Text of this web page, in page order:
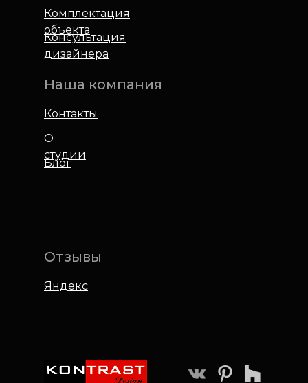
Наша компания
Контакты
Комплектация
объекта
О
студии
Отзывы
Яндекс
Консультация
дизайнера
Блог